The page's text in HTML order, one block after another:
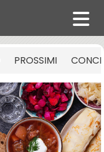
PROSSIMI